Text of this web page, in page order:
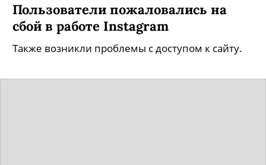
Пользователи пожаловались на
сбой в работе Instagram
Также возникли проблемы с доступом к сайту.